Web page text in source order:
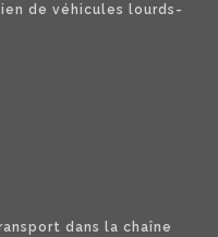
de véhicules lourds-
dans la chaîne